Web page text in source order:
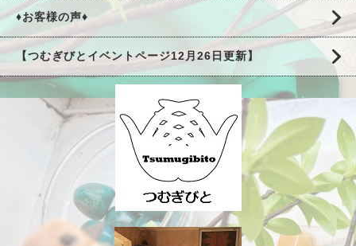
♦お客様の声♦
【つむぎびとイベントページ12月26日更新】